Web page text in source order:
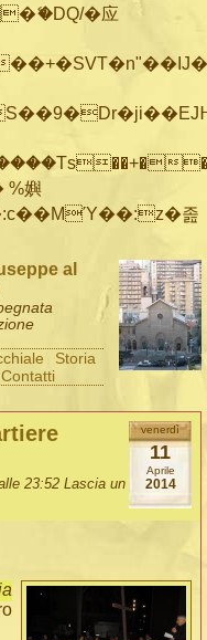
졾
al
Storia
Contatti
venerdì
11
Aprile
2014
23:52 Lascia un